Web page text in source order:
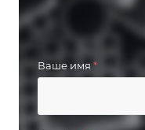
Ваше имя *